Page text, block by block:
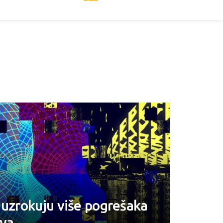
više pogrešaka